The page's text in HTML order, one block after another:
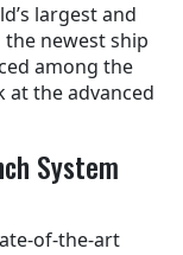
largest and
the newest ship
among the
at the advanced
System
of-the-art